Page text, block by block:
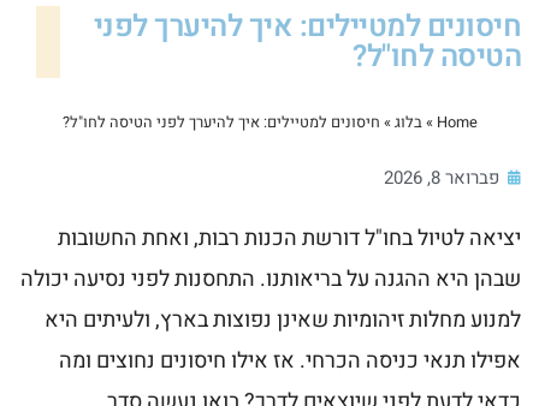
חיסונים למטיילים: איך להיערך לפני
הטיסה לחו"ל?
Home
»בלוג» חיסונים למטיילים: איך להיערך לפני הטיסה לחו"ל?
פברואר 8, 2026
יציאה לטיול בחו"ל דורשת הכנות רבות, ואחת החשובות
שבהן היא ההגנה על בריאותנו. התחסנות לפני נסיעה יכולה
למנוע מחלות זיהומיות שאינן נפוצות בארץ, ולעיתים היא
אפילו תנאי כניסה הכרחי. אז אילו חיסונים נחוצים ומה